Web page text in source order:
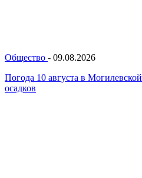
Общество - 09.08.2026
Погода 10 августа в
осадков